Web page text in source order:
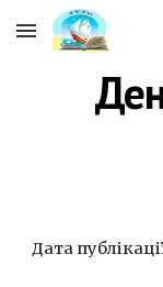
Skip to main content
Дата